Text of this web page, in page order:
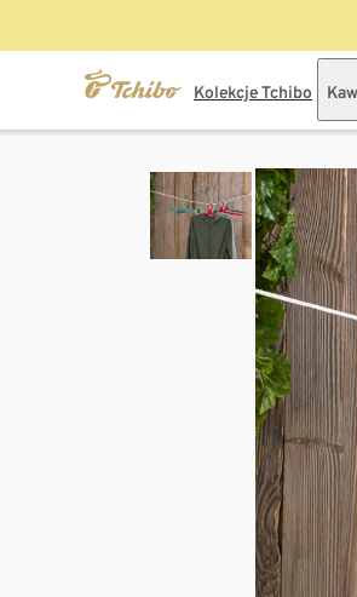
Kolekcje Tchibo